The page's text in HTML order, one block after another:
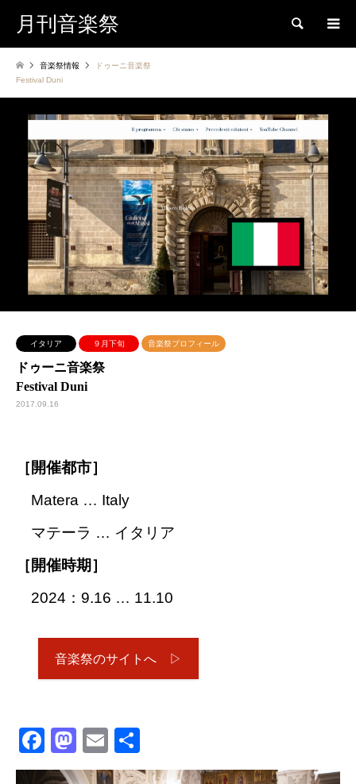
月刊音楽祭 検索
音楽祭情報
ドゥーニ音楽祭
Festival Duni
イタリア ９月下旬 音楽祭プロフィール
ドゥーニ音楽祭
Festival Duni
2017.09.16
［開催都市］
Matera … Italy
マテーラ … イタリア
［開催時期］
2024：9.16 … 11.10
音楽祭のサイトへ ▷
Facebook
Mastodon
Email
有